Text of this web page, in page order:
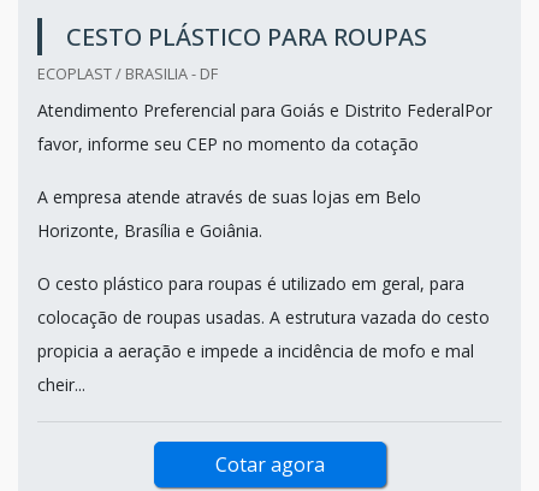
CESTO PLÁSTICO PARA ROUPAS
ECOPLAST / BRASILIA - DF
Atendimento Preferencial para Goiás e Distrito FederalPor
favor, informe seu CEP no momento da cotação
A empresa atende através de suas lojas em Belo
Horizonte, Brasília e Goiânia.
O cesto plástico para roupas é utilizado em geral, para
colocação de roupas usadas. A estrutura vazada do cesto
propicia a aeração e impede a incidência de mofo e mal
cheir...
Cotar agora